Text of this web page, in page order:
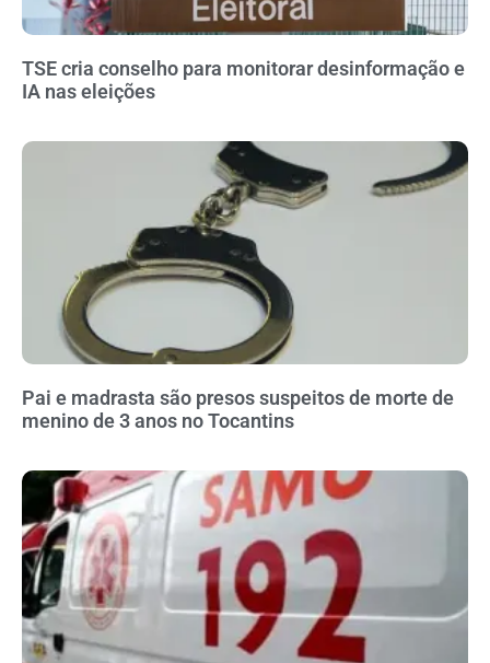
TSE cria conselho para monitorar desinformação e
IA nas eleições
Pai e madrasta são presos suspeitos de morte de
menino de 3 anos no Tocantins